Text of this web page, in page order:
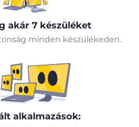
akár 7 készüléket
minden készülékeden.
alkalmazások: